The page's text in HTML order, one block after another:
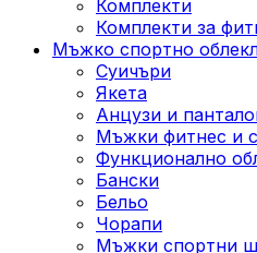
Комплекти
Комплекти за
Мъжко спортно
Суичъри
Якета
Aнцузи и
Mъжки фитнес и
Функционално
Бански
Бельо
Чорапи
Mъжки спортни